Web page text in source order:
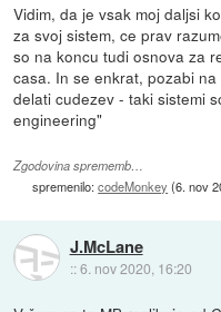
Vidim, da je vsak moj daljsi
za svoj sistem, ce prav
so na koncu tudi osnova za
casa. In se enkrat, pozabi
delati cudezev - taki sistemi
engineering"
Zgodovina sprememb…
spremenilo:codeMonkey (6. nov
J.McLane
::6. nov 2020, 16:20